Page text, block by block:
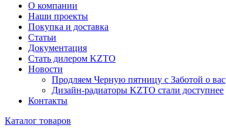
О компании
Наши проекты
Покупка и доставка
Статьи
Документация
Стать дилером KZTO
Новости
Продляем Черную пятницу с Заботой о вас
Дизайн-радиаторы KZTO стали доступнее
Контакты
Каталог товаров